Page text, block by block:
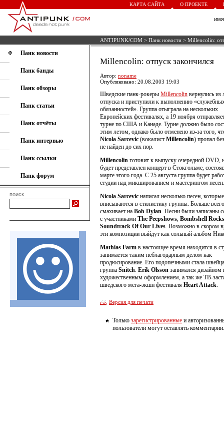
КАРТА САЙТА О ПРОЕКТЕ
ANTIPUNK/COM > Панк новости > Millencolin:
Панк новости
Панк банды
Панк обзоры
Панк статьи
Панк отчёты
Панк интервью
Панк ссылки
Панк форум
поиск
Millencolin: отпуск закончился
Автор: noname
Опубликовано: 20.08.2003 19:03
Шведские панк-рокеры Millencolin вернулись из
отпуска и приступили к выполнению
обязанностей». Группа отыграла на нескольких
Европейских фестивалях, а 19 ноября
турне по США и Канаде. Турне должно было
этим летом, однако было отменено из-за того,
Nicola Sarcevic (вокалист Millencolin) пропал
не найден до сих пор.
Millencolin готовит к выпуску очередной DVD,
будет представлен концерт в Стокгольме,
марте этого года. С 25 августа группа будет
студии над микшированием и мастерингом песен.
Nicola Sarcevic написал несколько песен,
вписываются в стилистику группы. Больше
смахивает на Bob Dylan. Песни были записаны
с участниками The Peepshows, Bombshell Rocks
Soundtrack Of Our Lives. Возможно в скором
эти композиции выйдут как сольный альбом
Mathias Farm в настоящее время находится в
занимается таким неблагодарным делом как
продюсирование. Его подопечными стала
группа Snitch. Erik Olsson занимался дизайном
художественным оформлением, а так же ТВ-
шведского мега-экшн фестиваля Heart Attack.
Версия для печати
Только зарегистрированные и
пользователи могут оставлять комментарии.